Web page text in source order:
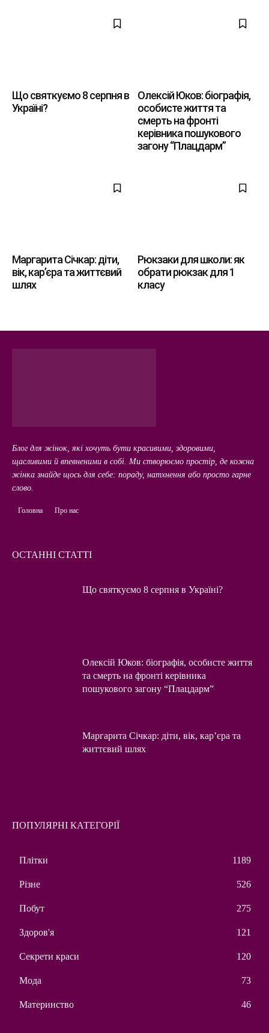
Що святкуємо 8 серпня в
Україні?
Олексій Юков: біографія,
особисте життя та
смерть на фронті
керівника пошукового
загону “Плацдарм”
Маргарита Січкар: діти,
вік, кар’єра та життєвий
шлях
Рюкзаки для школи: як
обрати рюкзак для 1
класу
Блог для жінок, які хочуть бути красивими, здоровими,
щасливими й впевненими в собі. Ми створюємо простір, де кожна
жінка знайде щось для себе: пораду, натхнення або просто гарне
слово.
Головна Про нас
ОСТАННІ СТАТТІ
Що святкуємо 8 серпня в Україні?
Олексій Юков: біографія, особисте життя
та смерть на фронті керівника
пошукового загону “Плацдарм”
Маргарита Січкар: діти, вік, кар’єра та
життєвий шлях
ПОПУЛЯРНІ КАТЕГОРІЇ
Плітки 1189
Різне 526
Побут 275
Здоров'я 121
Секрети краси 120
Мода 73
Материнство 46